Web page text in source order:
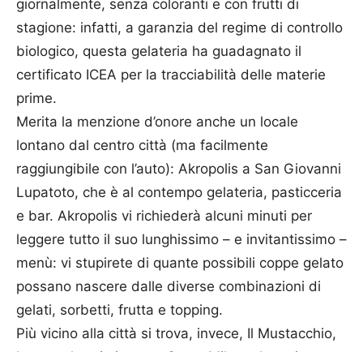
giornalmente, senza coloranti e con frutti di
stagione: infatti, a garanzia del regime di controllo
biologico, questa gelateria ha guadagnato il
certificato ICEA per la tracciabilità delle materie
prime.
Merita la menzione d’onore anche un locale
lontano dal centro città (ma facilmente
raggiungibile con l’auto): Akropolis a San Giovanni
Lupatoto, che è al contempo gelateria, pasticceria
e bar. Akropolis vi richiederà alcuni minuti per
leggere tutto il suo lunghissimo – e invitantissimo –
menù: vi stupirete di quante possibili coppe gelato
possano nascere dalle diverse combinazioni di
gelati, sorbetti, frutta e topping.
Più vicino alla città si trova, invece, Il Mustacchio,